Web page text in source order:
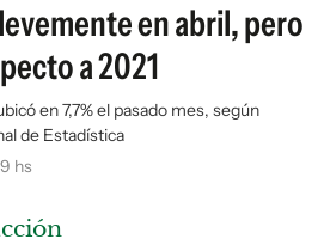
en abril, pero
a 2021
en 7,7% el pasado mes, según
de Estadística
hs